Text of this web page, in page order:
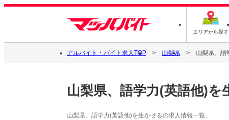
エリアから探す
アルバイト・バイト求人TOP 山梨県 山梨県、語
山梨県、語学力(英語他)を
山梨県、語学力(英語他)を生かせるの求人情報一覧。